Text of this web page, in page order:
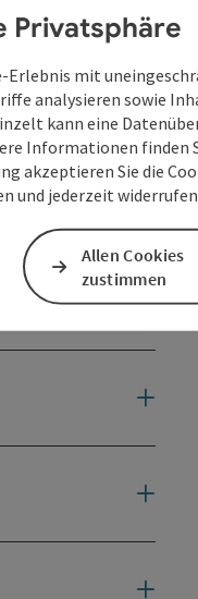
Wetter
mitzunehmen.
Vorfeld erkennbar
Kanälen
Privatsphäre
Erlebnis mit
analysieren sowie
kann eine
Informationen finden
akzeptieren Sie die
und jederzeit
Allen Cookies
zustimmen